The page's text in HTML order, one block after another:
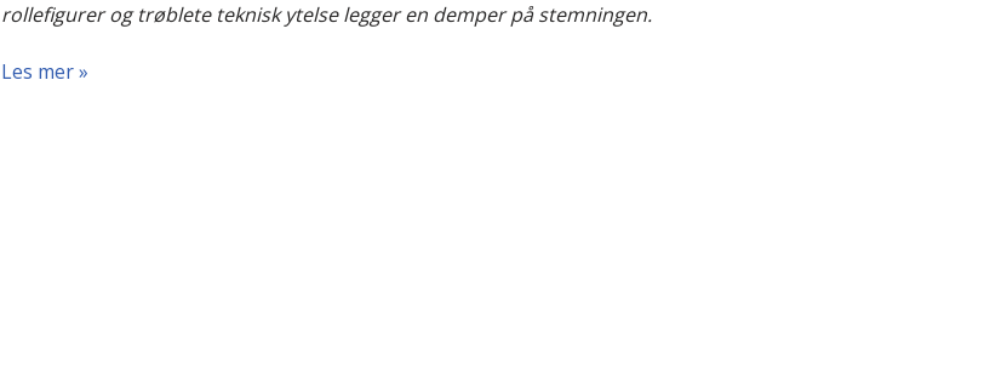
rollefigurer og trøblete teknisk ytelse legger en demper på stemningen.
Les mer »